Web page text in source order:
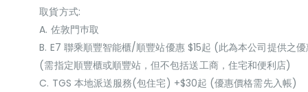
取貨方式:
A. 佐敦門巿取
B. E7 聯乘順豐智能櫃/順豐站優惠 $15起 (此為本公司提供之
(需指定順豐櫃或順豐站，但不包括送工商，住宅和便利店)
C. TGS 本地派送服務(包住宅) +$30起 (優惠價格需先入帳)